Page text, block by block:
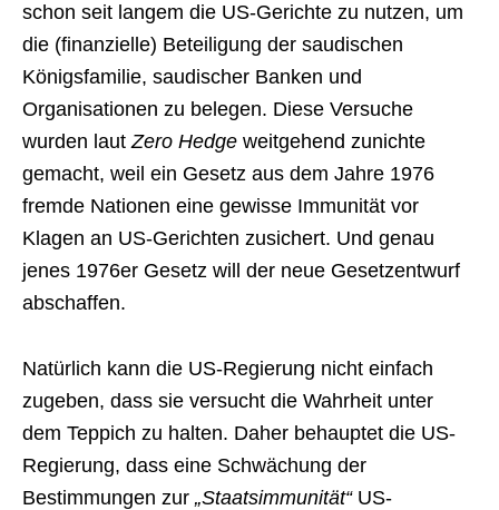
schon seit langem die US-Gerichte zu nutzen, um
die (finanzielle) Beteiligung der saudischen
Königsfamilie, saudischer Banken und
Organisationen zu belegen. Diese Versuche
wurden lautZero Hedge weitgehend zunichte
gemacht, weil ein Gesetz aus dem Jahre 1976
fremde Nationen eine gewisse Immunität vor
Klagen an US-Gerichten zusichert. Und genau
jenes 1976er Gesetz will der neue Gesetzentwurf
abschaffen.
Natürlich kann die US-Regierung nicht einfach
zugeben, dass sie versucht die Wahrheit unter
dem Teppich zu halten. Daher behauptet die US-
Regierung, dass eine Schwächung der
Bestimmungen zur „Staatsimmunität“US-